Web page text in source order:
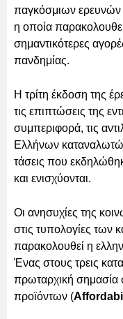
παγκόσμιων ερευνών
η οποία παρακολουθεί
σημαντικότερες
πανδημίας.
Η τρίτη έκδοση της
τις επιπτώσεις της
συμπεριφορά, τις
Ελλήνων
τάσεις που
και ενισχύονται.
Οι ανησυχίες της
στις τυπολογίες των
παρακολουθεί η
Ένας στους τρεις
πρωταρχική σημασία
προϊόντων (